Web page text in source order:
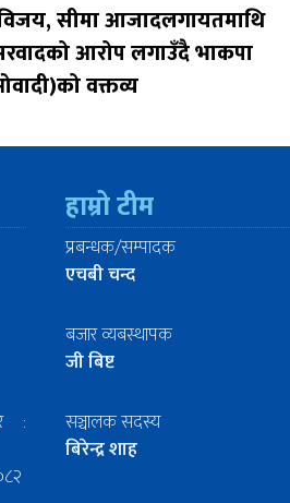
सीमा आजादलगायतमाथि
आरोप लगाउँदै भाकपा
वक्तव्य
:
हाम्रो टीम
प्रबन्धक/सम्पादक
एचबी चन्द
बजार व्यबस्थापक
जी बिष्ट
सञ्चालक सदस्य
बिरेन्द्र शाह